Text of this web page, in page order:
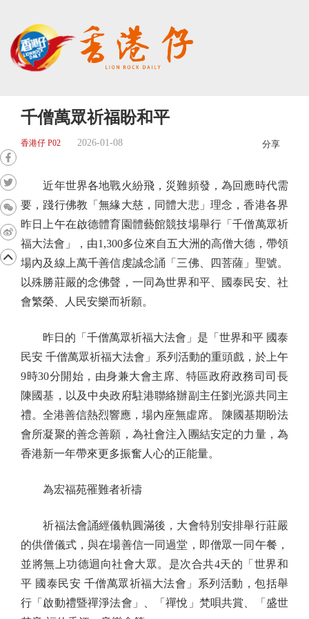
千僧萬眾祈福盼和平
香港仔 P02 2026-01-08 分享
近年世界各地戰火紛飛，災難頻發，為回應時代需
要，踐行佛教「無緣大慈，同體大悲」理念，香港各界
昨日上午在啟德體育園體藝館競技場舉行「千僧萬眾祈
福大法會」，由1,300多位來自五大洲的高僧大德，帶領
場內及線上萬千善信虔誠念誦「三佛、四菩薩」聖號。
以殊勝莊嚴的念佛聲，一同為世界和平、國泰民安、社
會繁榮、人民安樂而祈願。
昨日的「千僧萬眾祈福大法會」是「世界和平 國泰
民安 千僧萬眾祈福大法會」系列活動的重頭戲，於上午
9時30分開始，由身兼大會主席、特區政府政務司司長
陳國基，以及中央政府駐港聯絡辦副主任劉光源共同主
禮。全港善信熱烈響應，場內座無虛席。 陳國基期盼法
會所凝聚的善念善願，為社會注入團結安定的力量，為
香港新一年帶來更多振奮人心的正能量。
為宏福苑罹難者祈禱
祈福法會誦經儀軌圓滿後，大會特別安排舉行莊嚴
的供僧儀式，與在場善信一同過堂，即僧眾一同午餐，
並將無上功德迴向社會大眾。是次合共4天的「世界和
平 國泰民安 千僧萬眾祈福大法會」系列活動，包括舉
行「啟動禮暨禪淨法會」、「禪悅」梵唄共賞、「盛世